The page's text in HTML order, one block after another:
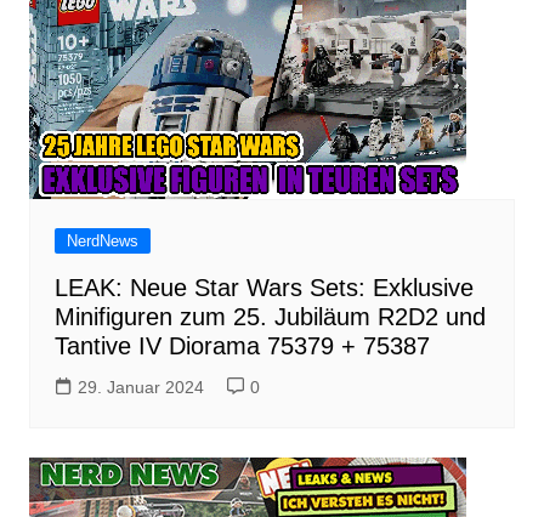
NerdNews
LEAK: Neue Star Wars Sets: Exklusive
Minifiguren zum 25. Jubiläum R2D2 und
Tantive IV Diorama 75379 + 75387
29. Januar 2024 0